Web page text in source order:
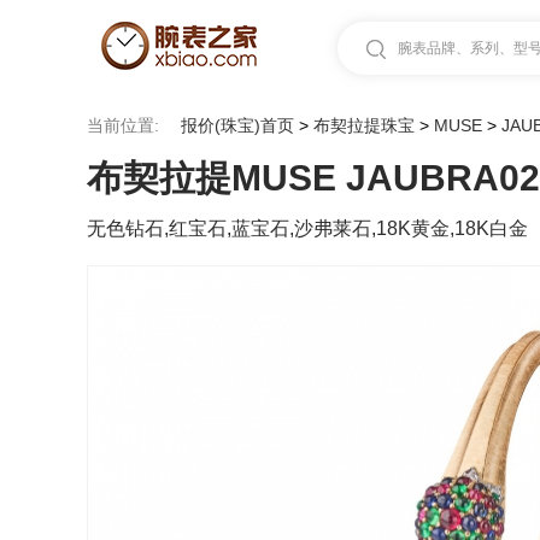
腕表品牌、系列、型
当前位置: 报价(珠宝)首页 > 布契拉提珠宝 > MUSE >
布契拉提MUSE
无色钻石,红宝石,蓝宝石,沙弗莱石,18K黄金,18K白金